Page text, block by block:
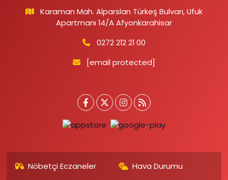
Karaman Mah. Alparslan Türkeş Bulvarı, Ufuk
Apartmanı 14/A Afyonkarahisar
0272 212 21 00
[email protected]
Nöbetçi Eczaneler Hava Durumu